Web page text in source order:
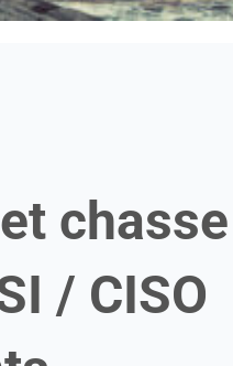
chasse
/ CISO